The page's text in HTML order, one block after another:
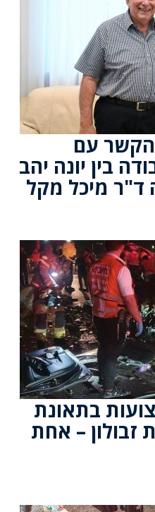
עם
בין יונה יהב
ד"ר מיכל מקל
פצועות בתאונת
זבולון – אחת